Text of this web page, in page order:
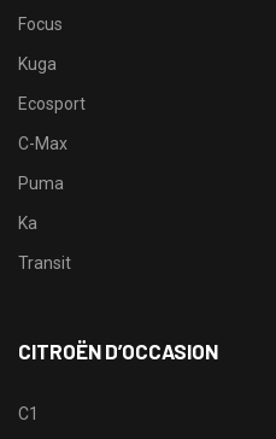
Focus
Kuga
Ecosport
C-Max
Puma
Ka
Transit
CITROËN D’OCCASION
C1